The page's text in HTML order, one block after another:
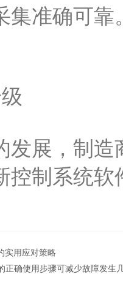
集准确可
，制造
控制系统
实用应对策略
正确使用步骤可减少故障发生